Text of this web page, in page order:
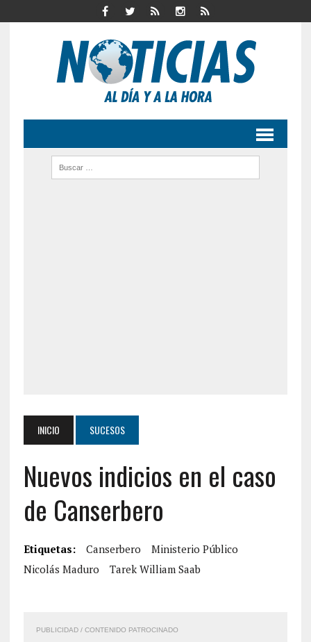
INICIO SUCESOS
Nuevos indicios en el caso
de Canserbero
Etiquetas: Canserbero
Ministerio Público
Nicolás Maduro
Tarek William Saab
PUBLICIDAD / CONTENIDO PATROCINADO